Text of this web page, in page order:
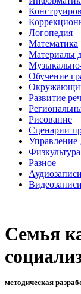
Логопедия
Математика
Материалы
Обучение
Развитие
Рисование
Сценарии
Физкультура
Разное
Аудиозаписи
Видеозаписи
Семья
методическая